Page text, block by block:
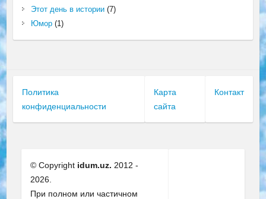
Этот день в истории(7)
Юмор(1)
Политика
конфиденциальности
Карта
сайта
Контакт
© Copyright idum.uz. 2012 -
2026.
При полном или частичном